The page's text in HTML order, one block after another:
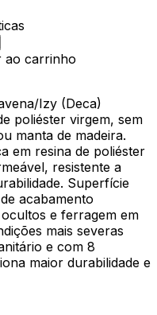
ao carrinho
Izy (Deca)
poliéster virgem, sem
manta de madeira.
em resina de poliéster
resistente a
Superfície
acabamento
e ferragem em
mais severas
e com 8
maior durabilidade e